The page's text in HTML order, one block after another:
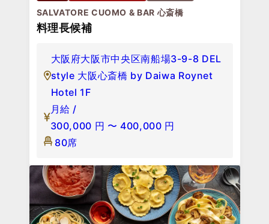
SALVATORE CUOMO & BAR 心斎橋
料理長候補
大阪府大阪市中央区南船場3-9-8 DEL
style 大阪心斎橋 by Daiwa Roynet
Hotel 1F
月給 /
300,000 円 〜 400,000 円
80席